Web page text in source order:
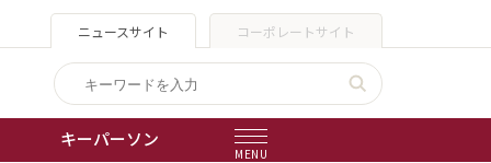
ニュースサイト コーポレートサイト
キーパーソン
MENU